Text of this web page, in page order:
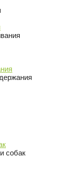
собак